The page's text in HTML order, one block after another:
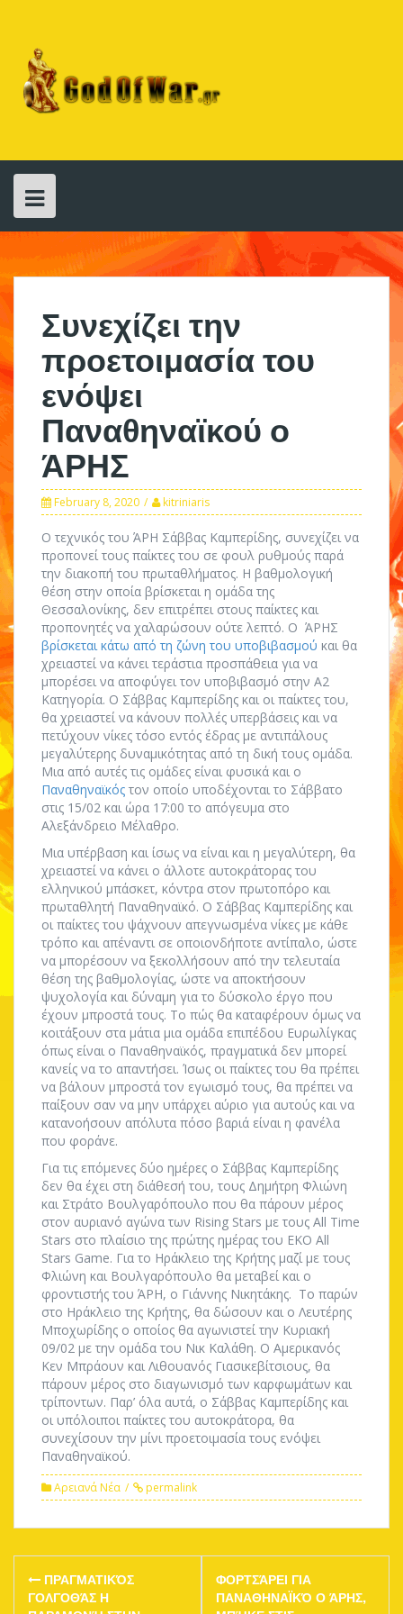
content
Συνεχίζει την
προετοιμασία του
ενόψει
Παναθηναϊκού ο
ΆΡΗΣ
February 8, 2020 kitriniaris
Ο τεχνικός του ΆΡΗ Σάββας Καμπερίδης, συνεχίζει να
προπονεί τους παίκτες του σε φουλ ρυθμούς παρά
την διακοπή του πρωταθλήματος. Η βαθμολογική
θέση στην οποία βρίσκεται η ομάδα της
Θεσσαλονίκης, δεν επιτρέπει στους παίκτες και
προπονητές να χαλαρώσουν ούτε λεπτό. Ο ΆΡΗΣ
βρίσκεται κάτω από τη ζώνη του υποβιβασμού και θα
χρειαστεί να κάνει τεράστια προσπάθεια για να
μπορέσει να αποφύγει τον υποβιβασμό στην Α2
Κατηγορία. Ο Σάββας Καμπερίδης και οι παίκτες του,
θα χρειαστεί να κάνουν πολλές υπερβάσεις και να
πετύχουν νίκες τόσο εντός έδρας με αντιπάλους
μεγαλύτερης δυναμικότητας από τη δική τους ομάδα.
Μια από αυτές τις ομάδες είναι φυσικά και ο
Παναθηναϊκός τον οποίο υποδέχονται το Σάββατο
στις 15/02 και ώρα 17:00 το απόγευμα στο
Αλεξάνδρειο Μέλαθρο.
Μια υπέρβαση και ίσως να είναι και η μεγαλύτερη, θα
χρειαστεί να κάνει ο άλλοτε αυτοκράτορας του
ελληνικού μπάσκετ, κόντρα στον πρωτοπόρο και
πρωταθλητή Παναθηναϊκό. Ο Σάββας Καμπερίδης και
οι παίκτες του ψάχνουν απεγνωσμένα νίκες με κάθε
τρόπο και απέναντι σε οποιονδήποτε αντίπαλο, ώστε
να μπορέσουν να ξεκολλήσουν από την τελευταία
θέση της βαθμολογίας, ώστε να αποκτήσουν
ψυχολογία και δύναμη για το δύσκολο έργο που
έχουν μπροστά τους. Το πώς θα καταφέρουν όμως να
κοιτάξουν στα μάτια μια ομάδα επιπέδου Ευρωλίγκας
όπως είναι ο Παναθηναϊκός, πραγματικά δεν μπορεί
κανείς να το απαντήσει. Ίσως οι παίκτες του θα πρέπει
να βάλουν μπροστά τον εγωισμό τους, θα πρέπει να
παίξουν σαν να μην υπάρχει αύριο για αυτούς και να
κατανοήσουν απόλυτα πόσο βαριά είναι η φανέλα
που φοράνε.
Για τις επόμενες δύο ημέρες ο Σάββας Καμπερίδης
δεν θα έχει στη διάθεσή του, τους Δημήτρη Φλιώνη
και Στράτο Βουλγαρόπουλο που θα πάρουν μέρος
στον αυριανό αγώνα των Rising Stars με τους All Time
Stars στο πλαίσιο της πρώτης ημέρας του ΕΚΟ All
Stars Game. Για το Ηράκλειο της Κρήτης μαζί με τους
Φλιώνη και Βουλγαρόπουλο θα μεταβεί και ο
φροντιστής του ΆΡΗ, ο Γιάννης Νικητάκης. Το παρών
στο Ηράκλειο της Κρήτης, θα δώσουν και ο Λευτέρης
Μποχωρίδης ο οποίος θα αγωνιστεί την Κυριακή
09/02 με την ομάδα του Νικ Καλάθη. Ο Αμερικανός
Κεν Μπράουν και Λιθουανός Γιασικεβίτσιους, θα
πάρουν μέρος στο διαγωνισμό των καρφωμάτων και
τρίποντων. Παρ’ όλα αυτά, ο Σάββας Καμπερίδης και
οι υπόλοιποι παίκτες του αυτοκράτορα, θα
συνεχίσουν την μίνι προετοιμασία τους ενόψει
Παναθηναϊκού.
Αρειανά Νέα permalink
PostΠΡΑΓΜΑΤΙΚΌΣ
ΓΟΛΓΟΘΆΣ Η
ΦΟΡΤΣΆΡΕΙ ΓΙΑ
ΠΑΝΑΘΗΝΑΪΚΌ Ο ΆΡΗΣ,